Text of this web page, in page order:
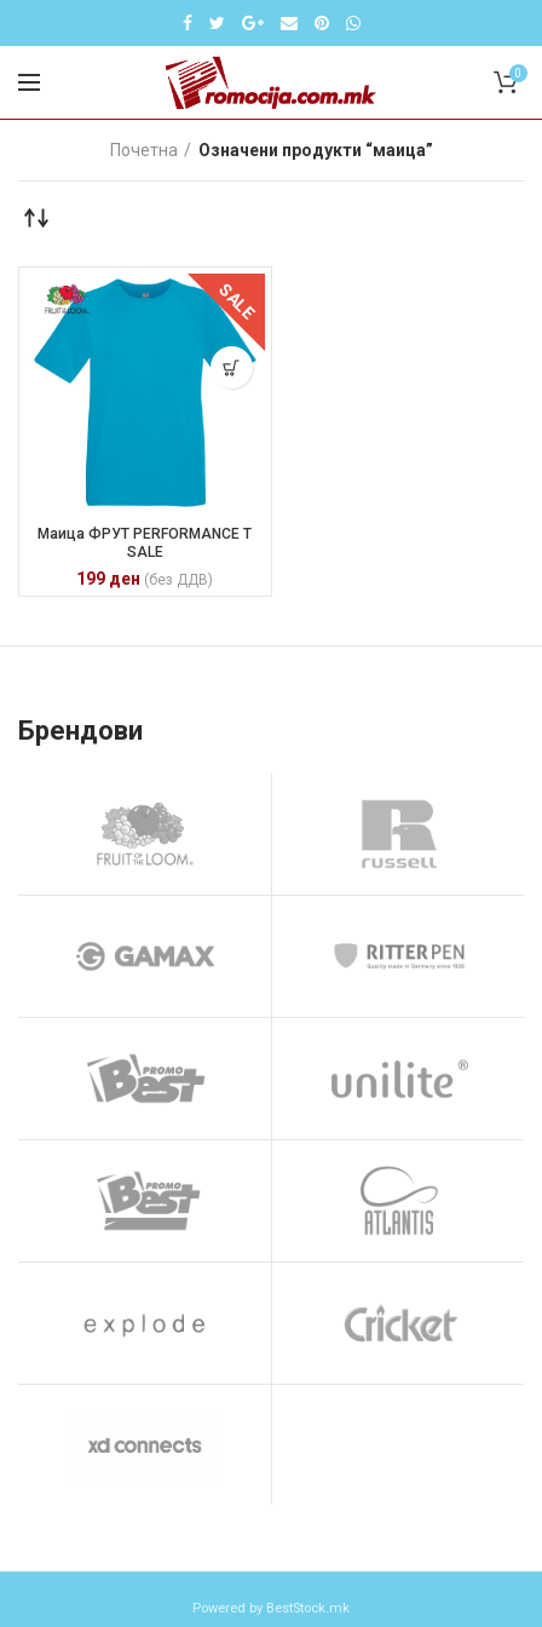
0
Почетна Означени продукти “маица”
SALE
Маица ФРУТ PERFORMANCE T
SALE
199 ден (без ДДВ)
Брендови
Powered by BestStock.mk